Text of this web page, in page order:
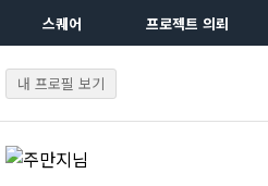
스퀘어 프로젝트 의뢰
내 프로필 보기